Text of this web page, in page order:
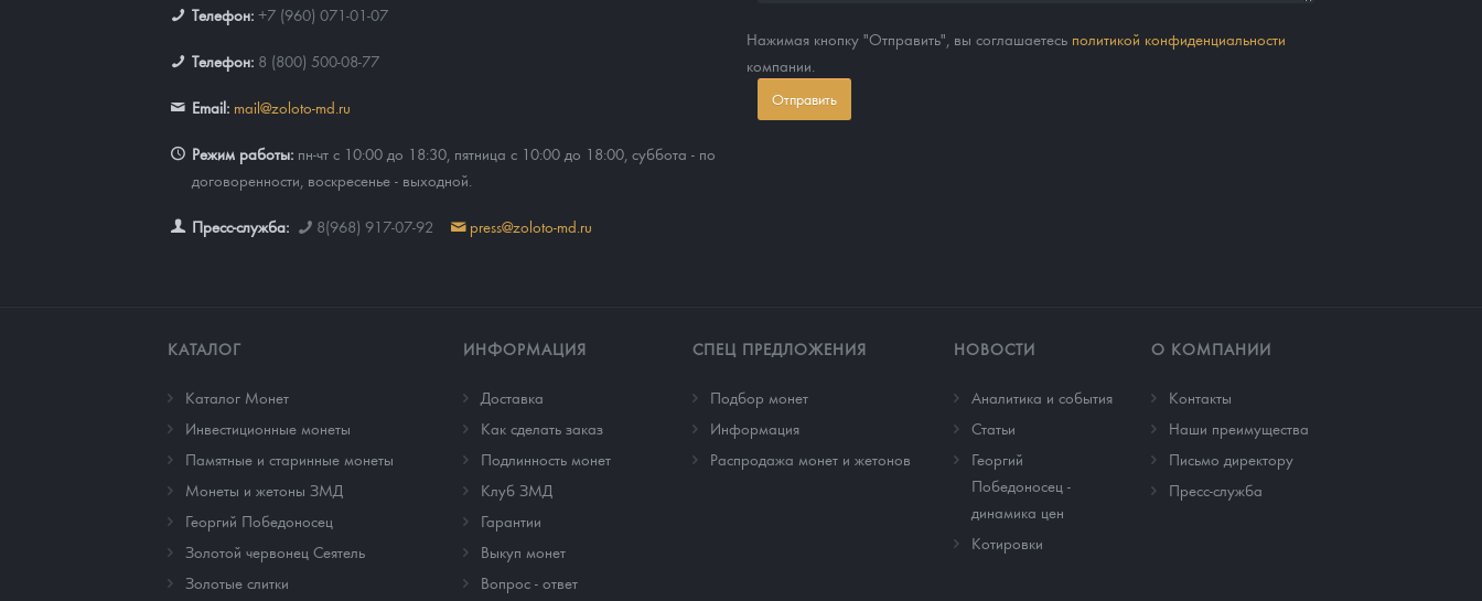
Телефон: +7 (960) 071-01-07
Телефон: 8 (800) 500-08-77
Email: mail@zoloto-md.ru
Режим работы: пн-чт с 10:00 до 18:30, пятница с 10:00 до 18:00, суббота - по
договоренности, воскресенье - выходной.
Пресс-служба: 8(968) 917-07-92 press@zoloto-md.ru
Нажимая кнопку "Отправить", вы соглашаетесь политикой конфиденциальности
компании.
Отправить
КАТАЛОГ
Каталог Монет
Инвестиционные монеты
Памятные и старинные монеты
Монеты и жетоны ЗМД
Георгий Победоносец
Золотой червонец Сеятель
Золотые слитки
ИНФОРМАЦИЯ
Доставка
Как сделать заказ
Подлинность монет
Клуб ЗМД
Гарантии
Выкуп монет
Вопрос - ответ
СПЕЦ ПРЕДЛОЖЕНИЯ
Подбор монет
Информация
Распродажа монет и жетонов
НОВОСТИ
Аналитика и события
Cтатьи
Георгий
Победоносец -
динамика цен
Котировки
О КОМПАНИИ
Контакты
Наши преимущества
Письмо директору
Пресс-служба